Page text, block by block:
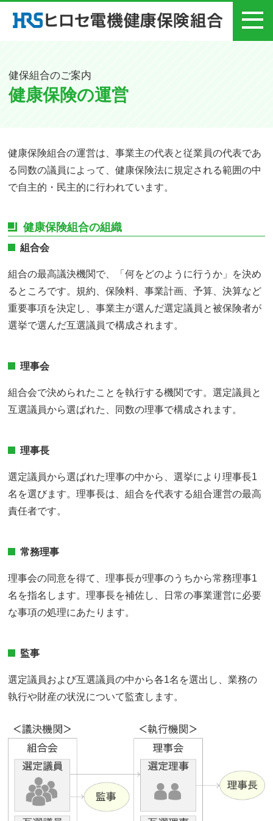
健保組合のご案内
健康保険の運営
健康保険組合の運営は、事業主の代表と従業員の代表であ
る同数の議員によって、健康保険法に規定される範囲の中
で自主的・民主的に行われています。
健康保険組合の組織
組合会
組合の最高議決機関で、「何をどのように行うか」を決め
るところです。規約、保険料、事業計画、予算、決算など
重要事項を決定し、事業主が選んだ選定議員と被保険者が
選挙で選んだ互選議員で構成されます。
理事会
組合会で決められたことを執行する機関です。選定議員と
互選議員から選ばれた、同数の理事で構成されます。
理事長
選定議員から選ばれた理事の中から、選挙により理事長1
名を選びます。理事長は、組合を代表する組合運営の最高
責任者です。
常務理事
理事会の同意を得て、理事長が理事のうちから常務理事1
名を指名します。理事長を補佐し、日常の事業運営に必要
な事項の処理にあたります。
監事
選定議員および互選議員の中から各1名を選出し、業務の
執行や財産の状況について監査します。